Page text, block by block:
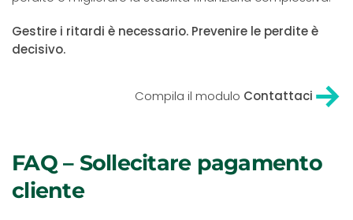
Gestire i ritardi è necessario. Prevenire le perdite è
decisivo.
Compila il modulo Contattaci
FAQ – Sollecitare pagamento
cliente